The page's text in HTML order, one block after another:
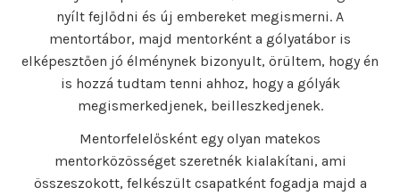
nyílt fejlődni és új embereket megismerni. A
mentortábor, majd mentorként a gólyatábor is
elképesztően jó élménynek bizonyult, örültem, hogy én
is hozzá tudtam tenni ahhoz, hogy a gólyák
megismerkedjenek, beilleszkedjenek.
Mentorfelelősként egy olyan matekos
mentorközösséget szeretnék kialakítani, ami
összeszokott, felkészült csapatként fogadja majd a